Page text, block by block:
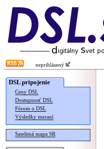
neprihlásený
DSL pripojenie
Ceny DSL
Dostupnosť DSL
Fórum o DSL
Výsledky meraní
Satelitná mapa SR